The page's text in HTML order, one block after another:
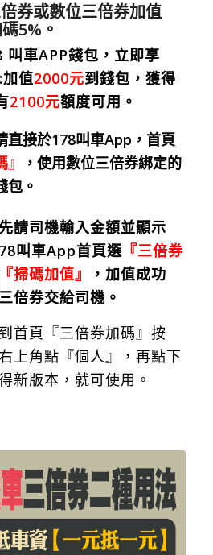
券或數位三倍券加值
5%。
叫車APP錢包，立即享
值2000元到錢包，獲得
2100元額度可用。
直接於178叫車App，首頁
』
，使用數位三倍券綁定的
包。
請司機輸入金額並顯示
叫車App首頁選 『三倍券
『掃碼加值』
，加值成功
倍券交給司機。
首頁『三倍券加碼』按
上角點『個人』，再點下
新版本，就可使用。